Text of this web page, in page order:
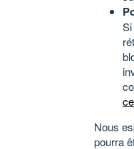
Nous
pourra